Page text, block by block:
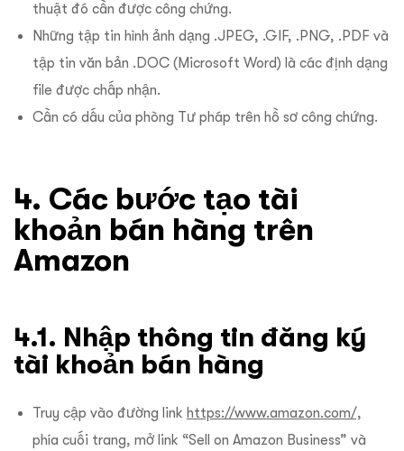
thuật đó cần được công chứng.
Những tập tin hình ảnh dạng .JPEG, .GIF, .PNG, .PDF và
tập tin văn bản .DOC (Microsoft Word) là các định dạng
file được chấp nhận.
Cần có dấu của phòng Tư pháp trên hồ sơ công chứng.
4. Các bước tạo tài
khoản bán hàng trên
Amazon
4.1. Nhập thông tin đăng ký
tài khoản bán hàng
Truy cập vào đường link https://www.amazon.com/,
phía cuối trang, mở link “Sell on Amazon Business” và